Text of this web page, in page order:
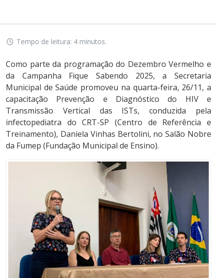
Tempo de leitura: 4 minutos.
Como parte da programação do Dezembro Vermelho e
da Campanha Fique Sabendo 2025, a Secretaria
Municipal de Saúde promoveu na quarta-feira, 26/11, a
capacitação Prevenção e Diagnóstico do HIV e
Transmissão Vertical das ISTs, conduzida pela
infectopediatra do CRT-SP (Centro de Referência e
Treinamento), Daniela Vinhas Bertolini, no Salão Nobre
da Fumep (Fundação Municipal de Ensino).